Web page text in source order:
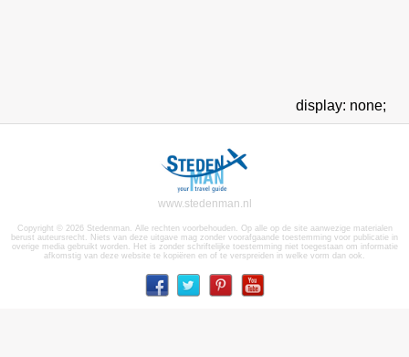
display: none;
www.stedenman.nl
Copyright © 2026 Stedenman. Alle rechten voorbehouden. Op alle op de site aanwezige materialen
berust auteursrecht. Niets van deze uitgave mag zonder voorafgaande toestemming voor publicatie in
overige media gebruikt worden. Het is zonder schriftelijke toestemming niet toegestaan om informatie
afkomstig van deze website te kopiëren en of te verspreiden in welke vorm dan ook.